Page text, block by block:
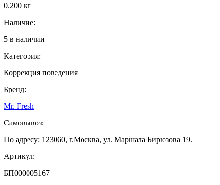
0.200 кг
Наличие:
5 в наличии
Категория:
Коррекция поведения
Бренд:
Mr. Fresh
Самовывоз:
По адресу: 123060, г.Москва, ул. Маршала Бирюзова 19.
Артикул:
БП000005167